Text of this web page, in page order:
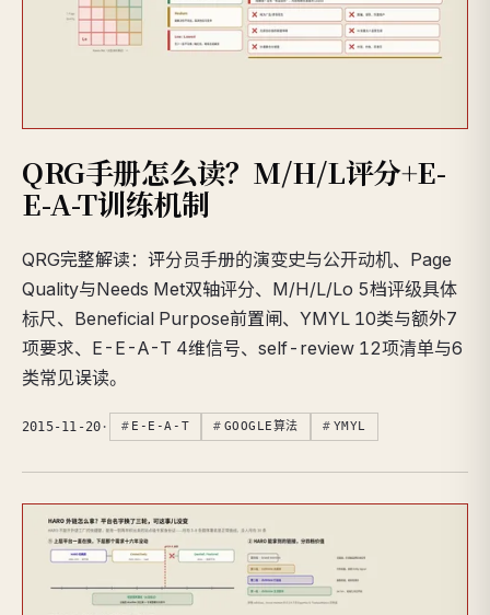
QRG手册怎么读？M/H/L评分+E-
E-A-T训练机制
QRG完整解读：评分员手册的演变史与公开动机、Page
Quality与Needs Met双轴评分、M/H/L/Lo 5档评级具体
标尺、Beneficial Purpose前置闸、YMYL 10类与额外7
项要求、E-E-A-T 4维信号、self-review 12项清单与6
类常见误读。
2015-11-20 · E-E-A-T GOOGLE算法 YMYL